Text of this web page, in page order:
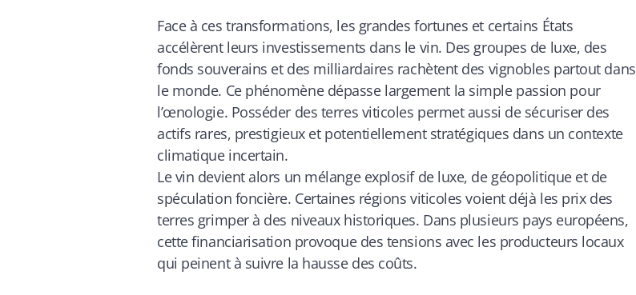
Face à ces transformations, les grandes fortunes et certains États
accélèrent leurs investissements dans le vin. Des groupes de luxe, des
fonds souverains et des milliardaires rachètent des vignobles partout dans
le monde. Ce phénomène dépasse largement la simple passion pour
l’œnologie. Posséder des terres viticoles permet aussi de sécuriser des
actifs rares, prestigieux et potentiellement stratégiques dans un contexte
climatique incertain.
Le vin devient alors un mélange explosif de luxe, de géopolitique et de
spéculation foncière. Certaines régions viticoles voient déjà les prix des
terres grimper à des niveaux historiques. Dans plusieurs pays européens,
cette financiarisation provoque des tensions avec les producteurs locaux
qui peinent à suivre la hausse des coûts.